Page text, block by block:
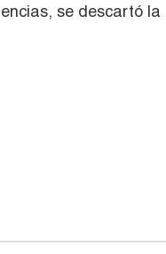
se descartó la